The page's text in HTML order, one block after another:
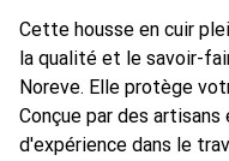
Cette housse en cuir
la qualité et le savoir-
Noreve. Elle protège
Conçue par des
d'expérience dans le